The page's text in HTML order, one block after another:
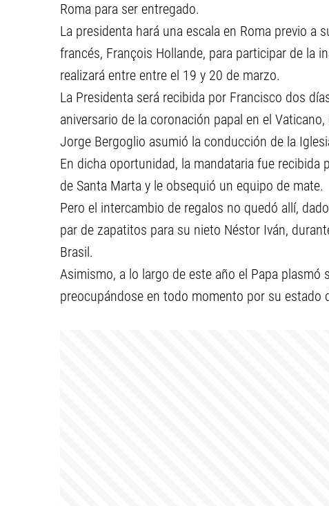
Roma para ser entregado.
La presidenta hará una escala en Roma previo a
francés, François Hollande, para participar de la
realizará entre entre el 19 y 20 de marzo.
La Presidenta será recibida por Francisco dos
aniversario de la coronación papal en el
Jorge Bergoglio asumió la conducción de la
En dicha oportunidad, la mandataria fue
de Santa Marta y le obsequió un equipo de mate.
Pero el intercambio de regalos no quedó allí,
par de zapatitos para su nieto Néstor Iván,
Brasil.
Asimismo, a lo largo de este año el Papa plasmó
preocupándose en todo momento por su estado